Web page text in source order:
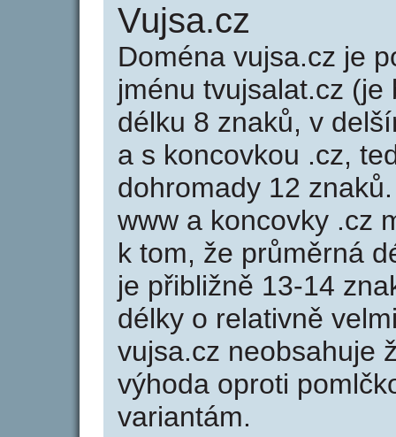
Vujsa.cz
Doména vujsa.cz je
jménu tvujsalat.cz
délku 8 znaků, v
a s koncovkou .cz,
dohromady 12
www a koncovky .cz
k tom, že průměrná
je přibližně 13-14
délky o relativně
vujsa.cz neobsahuje
výhoda oproti
variantám.